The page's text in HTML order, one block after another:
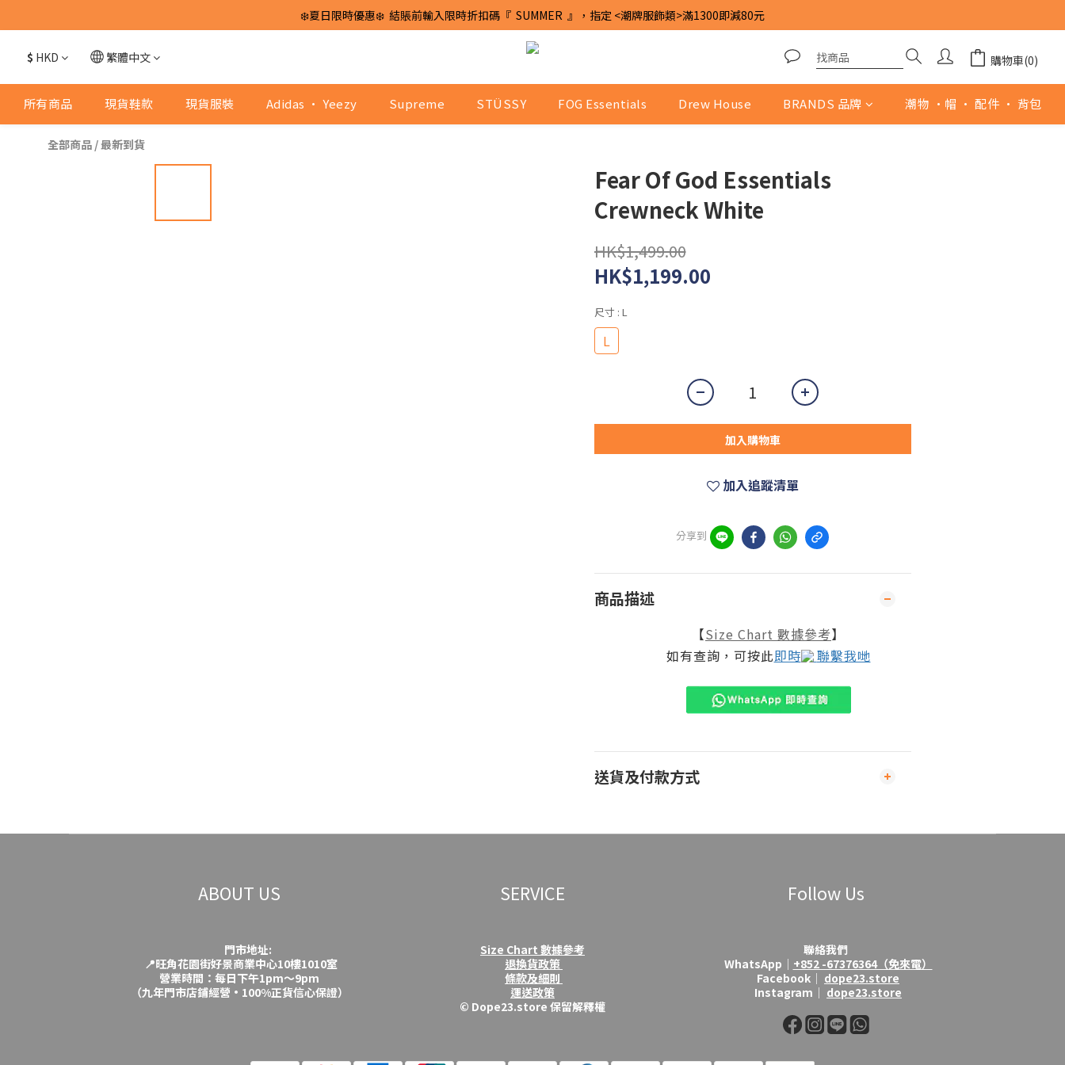
❄️夏日限時優惠❄️  結賬前輸入限時折扣碼『  SUMMER  』，指定 <潮牌服飾類>滿1300即減80元
$ HKD 繁體中文 購物車(0)
所有商品 現貨鞋款 現貨服裝 Adidas · Yeezy Supreme STÜSSY FOG Essentials Drew House BRANDS 品牌 潮物 ·帽 · 配件 · 背包
全部商品 /最新到貨
Fear Of God Essentials
Crewneck White
HK$1,499.00
HK$1,199.00
尺寸 : L
L
加入購物車
加入追蹤清單
分享到
商品描述
【Size Chart 數據參考】
如有查詢，可按此即時 聯繫我哋
送貨及付款方式
ABOUT US
門市地址:
📍旺角花園街好景商業中心10樓1010室
營業時間：每日下午1pm～9pm
（九年門市店鋪經營·100%正貨信心保證）
SERVICE
Size Chart 數據參考
退換貨政策
條款及細則
運送政策
© Dope23.store 保留解釋權
Follow Us
聯絡我們
WhatsApp│ +852 -67376364（免來電）
Facebook│ dope23.store
Instagram│ dope23.store